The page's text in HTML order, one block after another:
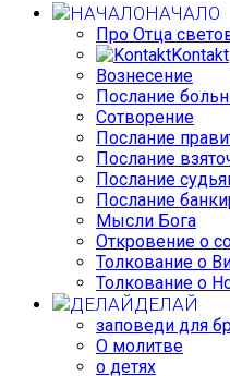
НАЧАЛО
Про Отца
Kontakt
Вознесение
Послание
Сотворение
Послание
Послание
Послание
Послание
Мысли Бога
Откровение о
Толкование о
Толкование о
ДЕЛАЙ
заповеди для
О молитве
о детях